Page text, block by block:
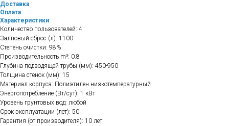
Доставка
Оплата
Характеристики
Количество пользователей: 4
Залповый сброс (л): 1100
Степень очистки: 98%
Производительность m³: 0.8
Глубина подводящей трубы (мм): 450-950
Толщина стенок (мм): 15
Материал корпуса: Полиэтилен низкотемпературный
Энергопотребление (Вт/сут): 1 кВт
Уровень грунтовых вод: любой
Срок эксплуатации (лет): 50
Гарантия (от производителя): 10 лет